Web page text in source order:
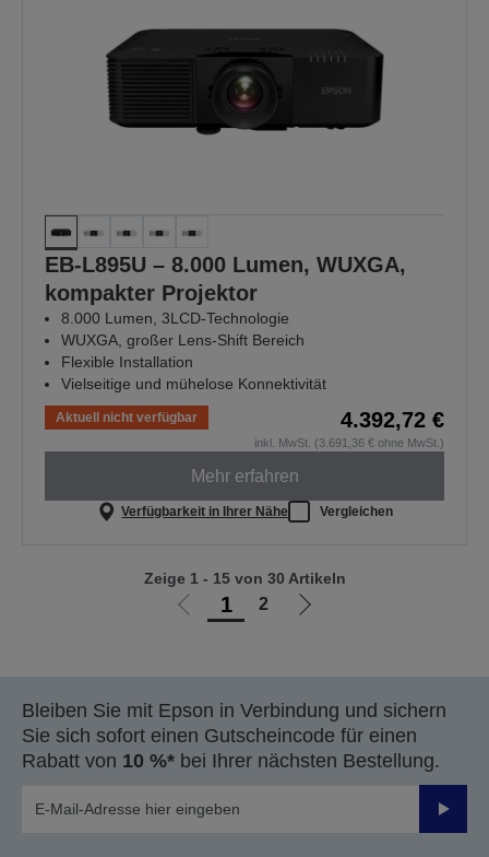
EB-L895U – 8.000 Lumen, WUXGA,
kompakter Projektor
8.000 Lumen, 3LCD-Technologie
WUXGA, großer Lens-Shift Bereich
Flexible Installation
Vielseitige und mühelose Konnektivität
Aktuell nicht verfügbar 4.392,72 €
inkl. MwSt. (3.691,36 € ohne MwSt.)
Mehr erfahren
Verfügbarkeit in Ihrer Nähe Vergleichen
Zur
1 2
Zur
Zeige 1 - 15 von 30 Artikeln
Bleiben Sie mit Epson in Verbindung und sichern
Sie sich sofort einen Gutscheincode für einen
Rabatt von 10 %* bei Ihrer nächsten Bestellung.